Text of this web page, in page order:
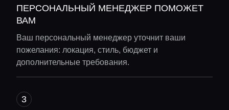
ПЕРСОНАЛЬНЫЙ МЕНЕДЖЕР ПОМОЖЕТ
ВАМ
Ваш персональный менеджер уточнит ваши
пожелания: локация, стиль, бюджет и
дополнительные требования.